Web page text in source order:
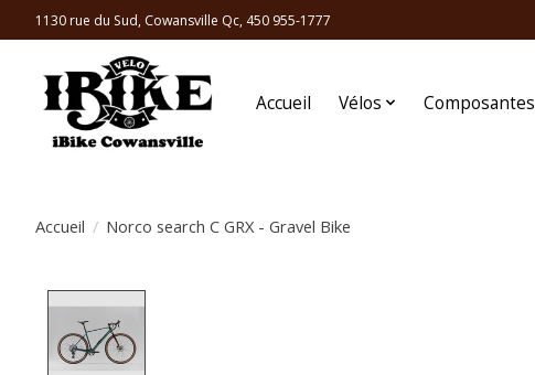
1130 rue du Sud, Cowansville Qc, 450 955-1777
Accueil Vélos Composantes
Accueil / Norco search C GRX - Gravel Bike